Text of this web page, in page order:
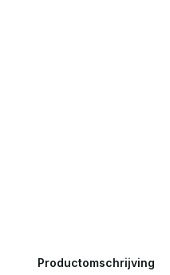
Productomschrijving